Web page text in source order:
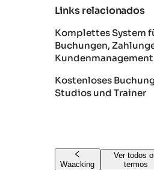
Links relacionados
Komplettes System
Buchungen,
Kundenmanagement
Kostenloses
Studios und Trainer
Waacking
Ver todos
termos